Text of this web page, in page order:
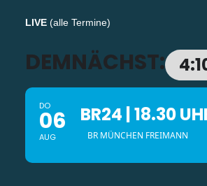
LIVE (alle Termine)
DEMNÄCHST:
DO
06
AUG
BR24 | 18.30
BR MÜNCHEN FREIMANN